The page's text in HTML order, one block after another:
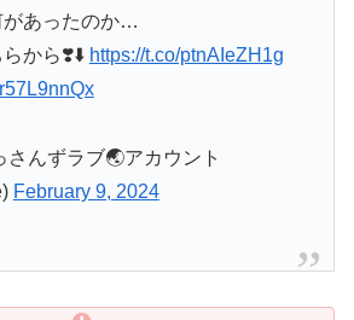
があったのか…
から❣️⬇️ https://t.co/ptnAIeZH1g
んずラブ🌏アカウント
February 9, 2024